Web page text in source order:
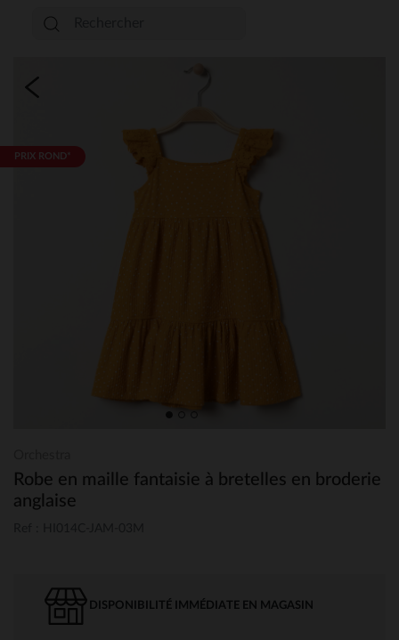
PRIX ROND*
Robe en maille fantaisie à bretelles en broderie
anglaise
DISPONIBILITÉ IMMÉDIATE EN MAGASIN